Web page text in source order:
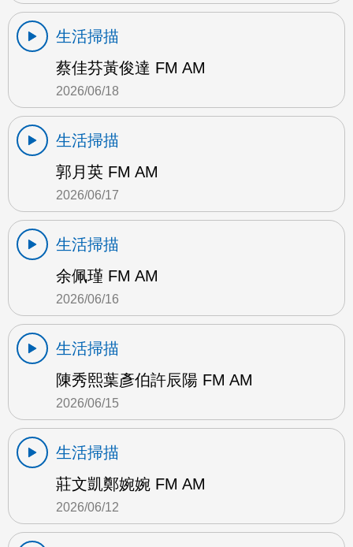
生活掃描
蔡佳芬黃俊達 FM AM
2026/06/18
生活掃描
郭月英 FM AM
2026/06/17
生活掃描
余佩瑾 FM AM
2026/06/16
生活掃描
陳秀熙葉彥伯許辰陽 FM AM
2026/06/15
生活掃描
莊文凱鄭婉婉 FM AM
2026/06/12